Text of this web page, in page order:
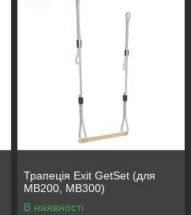
Трапеція Exit GetSet (для
MB200, MB300)
В наявності